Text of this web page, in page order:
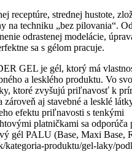
receptúre, strednej hustote,
na techniku „bez pilovania“.
odrastenej modelácie,
sa s gélom pracuje.
GEL je gél, ktorý má
a lesklého produktu. Vo
ktoré zvyšujú priľnavosť k
zároveň aj stavebné a lesklé
efektu priľnavosti s tenkými
platničkami sa odporúča
gél PALU (Base, Maxi Base,
kategoria-produktu/gel-laky/